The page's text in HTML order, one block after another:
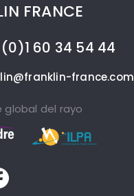
FRANCE
60 34 54 44
france.com
global del rayo